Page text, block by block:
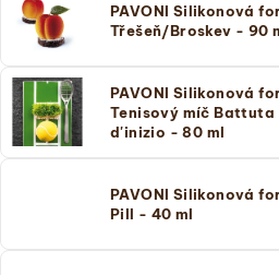
PAVONI Silikonová
Třešeň/Broskev - 90
PAVONI Silikonová
Tenisový míč Battuta
d'inizio - 80 ml
PAVONI Silikonová
Pill - 40 ml